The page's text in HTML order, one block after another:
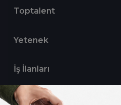
Toptalent
Yetenek
İş İlanları
Sertifika Programları